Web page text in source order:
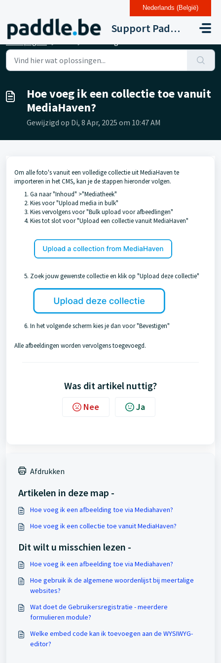
Doorgaan naar hoofdinhoud
Support Paddle Drupal 11
Startpagina
Hoe voeg ik een collectie toe vanuit
MediaHaven?
Gewijzigd op Di, 8 Apr, 2025 om 10:47 AM
Om alle foto's vanuit een volledige collectie uit MediaHaven te
importeren in het CMS, kan je de stappen hieronder volgen.
Ga naar "Inhoud" >"Mediatheek"
Kies voor "Upload media in bulk"
Kies vervolgens voor "Bulk upload voor afbeedlingen"
Kies tot slot voor "Upload een collectie vanuit MediaHaven"
Zoek jouw gewenste collectie en klik op "Upload deze collectie"
In het volgende scherm kies je dan voor "Bevestigen"
Alle afbeeldingen worden vervolgens toegevoegd.
Was dit artikel nuttig?
Nee Ja
Afdrukken
Artikelen in deze map -
Hoe voeg ik een afbeelding toe via Mediahaven?
Hoe voeg ik een collectie toe vanuit MediaHaven?
Dit wilt u misschien lezen -
Hoe voeg ik een afbeelding toe via Mediahaven?
Hoe gebruik ik de algemene woordenlijst bij meertalige
websites?
Wat doet de Gebruikersregistratie - meerdere
formulieren module?
Welke embed code kan ik toevoegen aan de WYSIWYG-
editor?
Nederlands (België)